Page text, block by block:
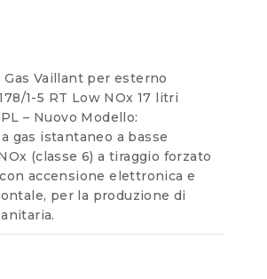
Gas Vaillant per esterno
1-5 RT Low NOx 17 litri
– Nuovo Modello:
gas istantaneo a basse
(classe 6) a tiraggio forzato
accensione elettronica e
per la produzione di